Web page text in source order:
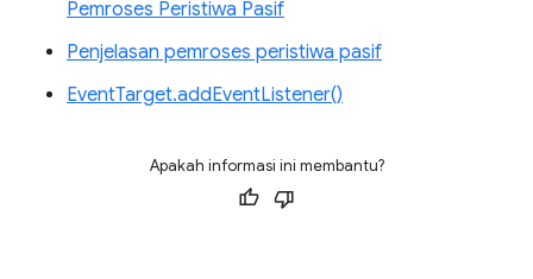
Pemroses Peristiwa Pasif
Penjelasan pemroses peristiwa pasif
EventTarget.addEventListener()
Apakah informasi ini membantu?